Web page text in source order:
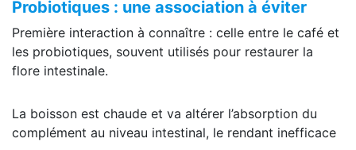
Probiotiques : une association à éviter
Première interaction à connaître : celle entre le café et
les probiotiques, souvent utilisés pour restaurer la
flore intestinale.
La boisson est chaude et va altérer l’absorption du
complément au niveau intestinal, le rendant inefficace